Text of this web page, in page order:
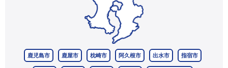
鹿児島市 鹿屋市 枕崎市 阿久根市 出水市 指宿市